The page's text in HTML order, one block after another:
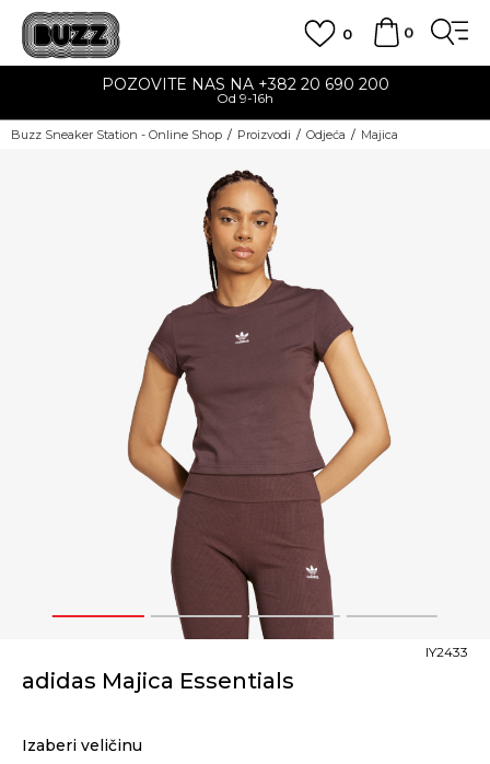
0
0
POZOVITE NAS NA +382 20 690 200
Od 9-16h
Buzz Sneaker Station - Online Shop Proizvodi Odjeća Majica
1 2 3 4
adidas Majica Essentials
IY2433
Izaberi veličinu